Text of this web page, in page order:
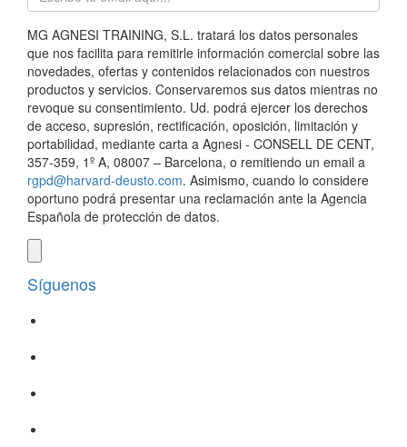
MG AGNESI TRAINING, S.L. tratará los datos personales
que nos facilita para remitirle información comercial sobre las
novedades, ofertas y contenidos relacionados con nuestros
productos y servicios. Conservaremos sus datos mientras no
revoque su consentimiento. Ud. podrá ejercer los derechos
de acceso, supresión, rectificación, oposición, limitación y
portabilidad, mediante carta a Agnesi - CONSELL DE CENT,
357-359, 1º A, 08007 – Barcelona, o remitiendo un email a
rgpd@harvard-deusto.com. Asimismo, cuando lo considere
oportuno podrá presentar una reclamación ante la Agencia
Española de protección de datos.
Síguenos